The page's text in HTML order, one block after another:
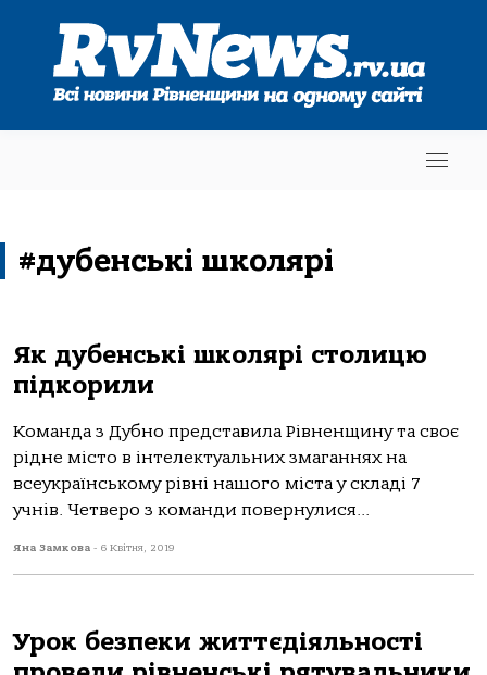
#дубенські школярі
Як дубенські школярі столицю
підкорили
Команда з Дубно представила Рівненщину та своє
рідне місто в інтелектуальних змаганнях на
всеукраїнському рівні нашого міста у складі 7
учнів. Четверо з команди повернулися...
Яна Замкова - 6 Квітня, 2019
Урок безпеки життєдіяльності